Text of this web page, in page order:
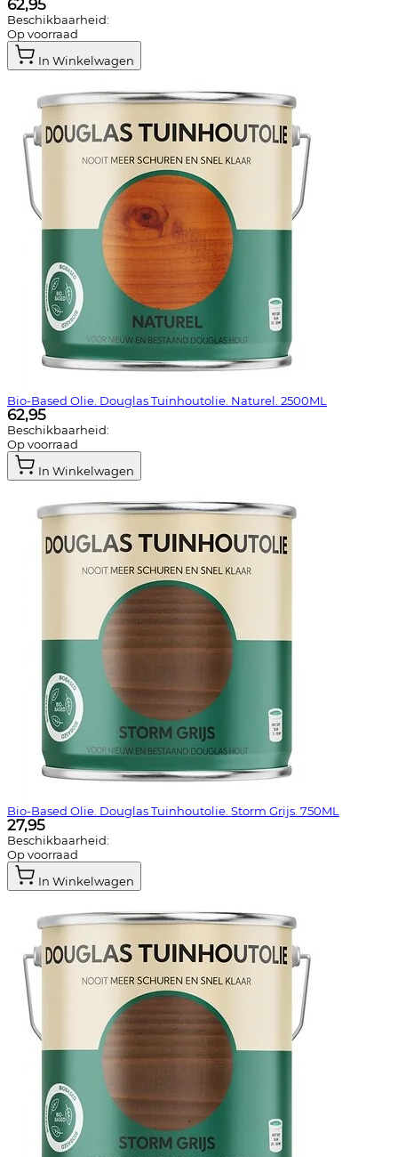
62,95
Beschikbaarheid:
Op voorraad
In Winkelwagen
Bio-Based Olie. Douglas Tuinhoutolie. Naturel. 2500ML
62,95
Beschikbaarheid:
Op voorraad
In Winkelwagen
Bio-Based Olie. Douglas Tuinhoutolie. Storm Grijs. 750ML
27,95
Beschikbaarheid:
Op voorraad
In Winkelwagen